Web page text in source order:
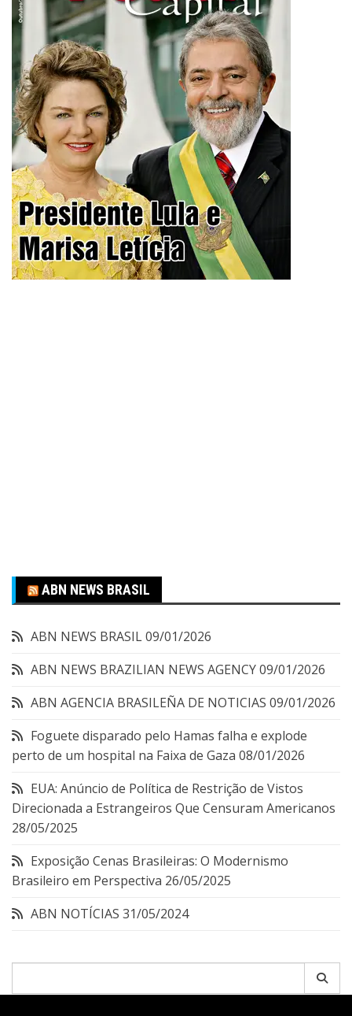
ABN NEWS BRASIL
ABN NEWS BRASIL09/01/2026
ABN NEWS BRAZILIAN NEWS AGENCY09/01/2026
ABN AGENCIA BRASILEÑA DE NOTICIAS 09/01/2026
Foguete disparado pelo Hamas falha e explode
perto de um hospital na Faixa de Gaza 08/01/2026
EUA: Anúncio de Política de Restrição de Vistos
Direcionada a Estrangeiros Que Censuram Americanos
28/05/2025
Exposição Cenas Brasileiras: O Modernismo
Brasileiro em Perspectiva 26/05/2025
ABN NOTÍCIAS 31/05/2024
por: